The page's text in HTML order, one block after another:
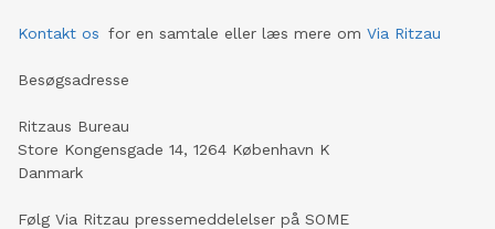
Kontakt os for en samtale eller læs mere om Via Ritzau
Besøgsadresse
Ritzaus Bureau
Store Kongensgade 14, 1264 København K
Danmark
Følg Via Ritzau pressemeddelelser på SOME